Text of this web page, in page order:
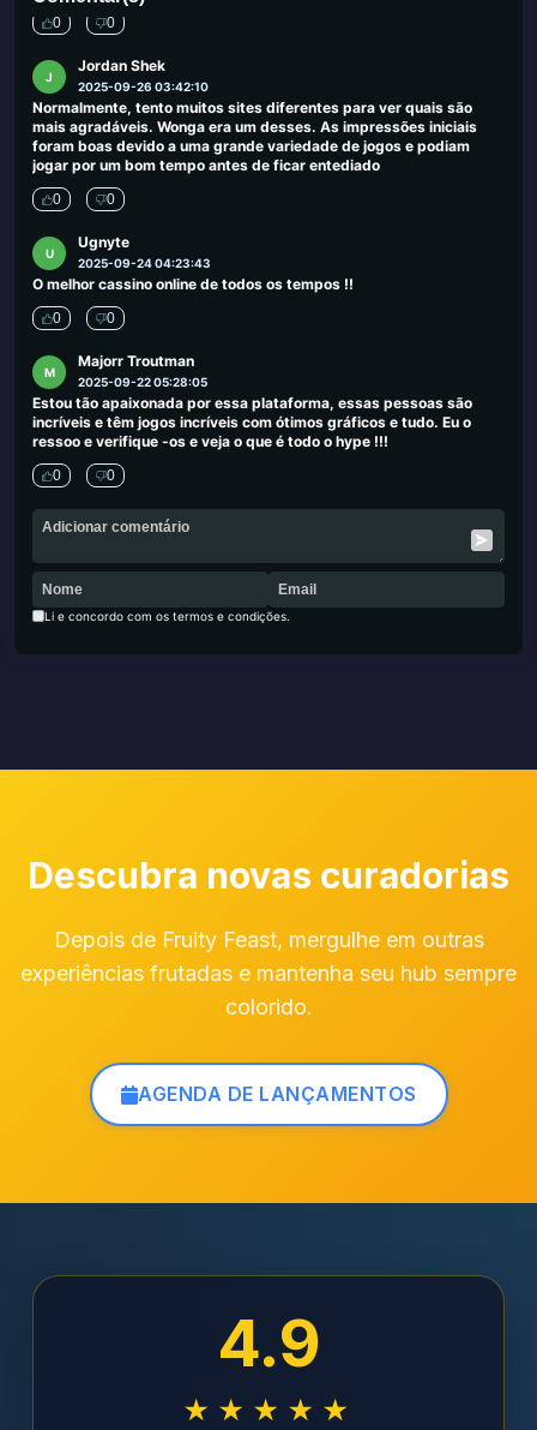
0 0
J
Jordan Shek
2025-09-26 03:42:10
Normalmente, tento muitos sites diferentes para ver quais são
mais agradáveis. Wonga era um desses. As impressões iniciais
foram boas devido a uma grande variedade de jogos e podiam
jogar por um bom tempo antes de ficar entediado
0 0
U
Ugnyte
2025-09-24 04:23:43
O melhor cassino online de todos os tempos !!
0 0
M
Majorr Troutman
2025-09-22 05:28:05
Estou tão apaixonada por essa plataforma, essas pessoas são
incríveis e têm jogos incríveis com ótimos gráficos e tudo. Eu o
ressoo e verifique -os e veja o que é todo o hype !!!
0 0
Li e concordo com os termos e condições.
Descubra novas curadorias
Depois de Fruity Feast, mergulhe em outras
experiências frutadas e mantenha seu hub sempre
colorido.
AGENDA DE LANÇAMENTOS
4.9
★★★★★